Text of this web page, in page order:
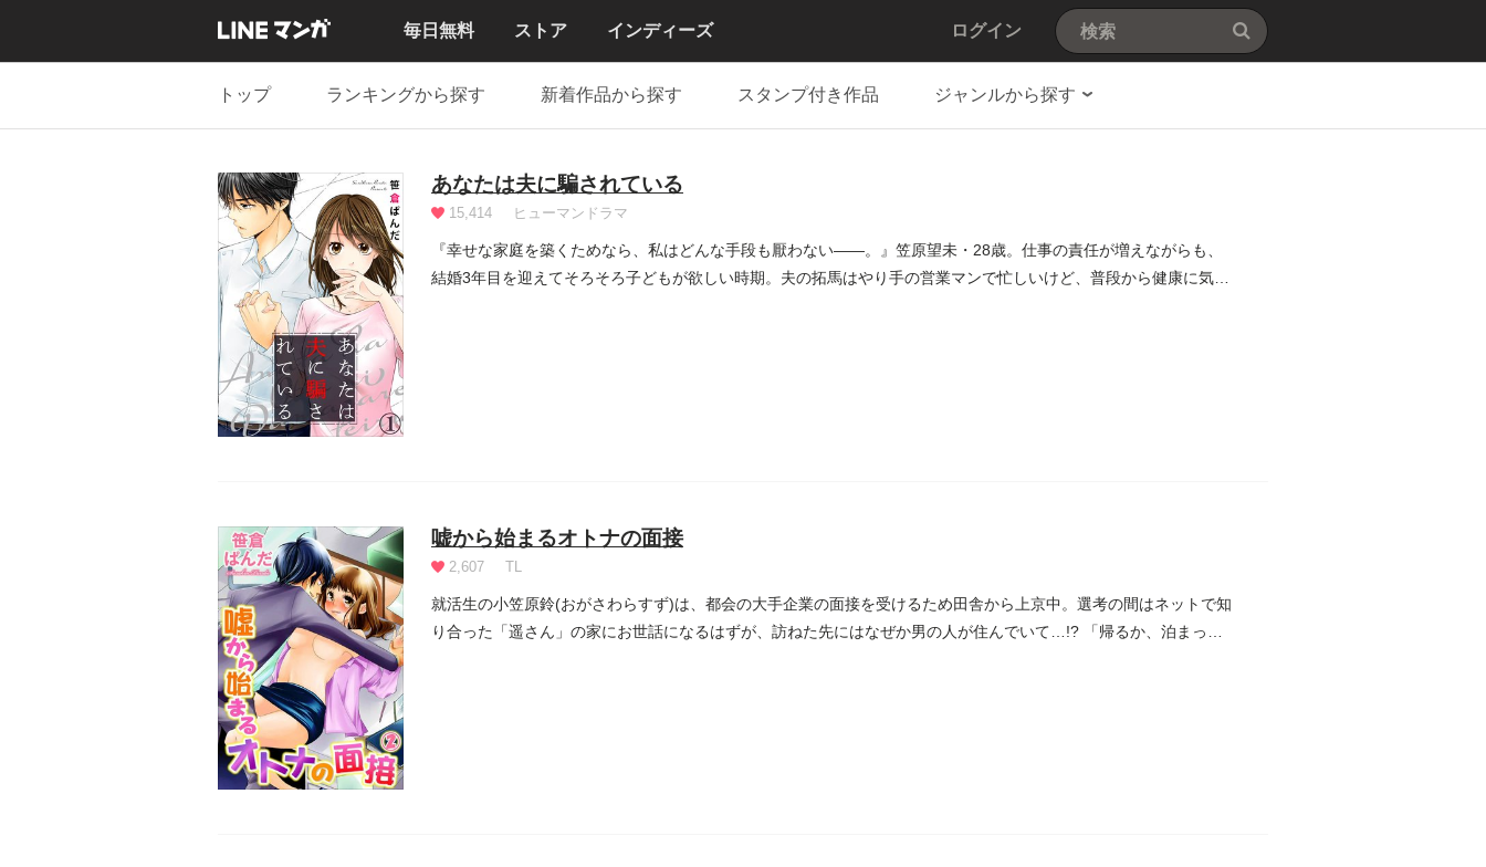
毎日無料 ストア インディーズ ログイン
トップ ランキングから探す 新着作品から探す スタンプ付き作品 ジャンルから探す
あなたは夫に騙されている
15,414 ヒューマンドラマ
『幸せな家庭を築くためなら、私はどんな手段も厭わない――。』笠原望未・28歳。仕事の責任が増えながらも、
結婚3年目を迎えてそろそろ子どもが欲しい時期。夫の拓馬はやり手の営業マンで忙しいけど、普段から健康に気を
嘘から始まるオトナの面接
2,607 TL
就活生の小笠原鈴(おがさわらすず)は、都会の大手企業の面接を受けるため田舎から上京中。選考の間はネットで知
り合った「遥さん」の家にお世話になるはずが、訪ねた先にはなぜか男の人が住んでいて…!? 「帰るか、泊まっ